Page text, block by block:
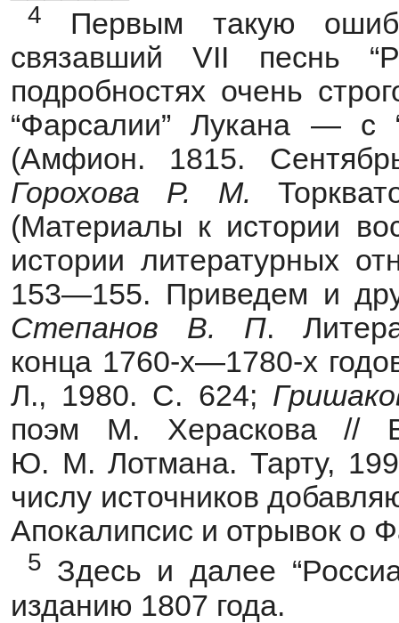
4
Первым такую
связавший VII песнь
подробностях очень
“Фарсалии” Лукана — с
(Амфион. 1815.
Горохова
Р. М.
(Материалы к истории
истории литературных
153—155. Приведем и
Степанов В. П.
конца 1760-х—1780-х
Л., 1980. С. 624;
поэм М. Хераскова // В
Ю. М. Лотмана. Тарту,
числу источников
Апокалипсис и отрывок о
5
Здесь и далее
изданию 1807 года.